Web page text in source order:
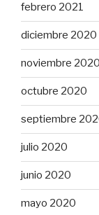
febrero 2021
diciembre 2020
noviembre 2020
octubre 2020
septiembre
julio 2020
junio 2020
mayo 2020